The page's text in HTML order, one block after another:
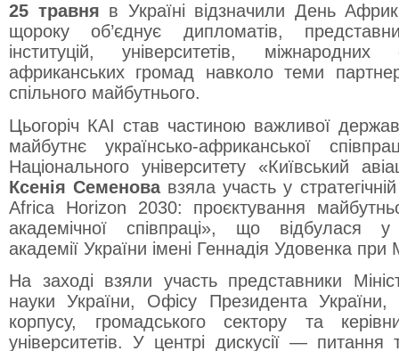
25 травня в Україні відзначили День
щороку об’єднує дипломатів,
інституцій, університетів, міжнародних
африканських громад навколо теми
спільного майбутнього.
Цьогоріч КАІ став частиною важливої
майбутнє українсько-африканської
Національного університету «Київський
Ксенія Семеновавзяла участь у
Africa Horizon 2030: проєктування
академічної співпраці», що відбулася у
академії України імені Геннадія Удовенка
На заході взяли участь представники
науки України, Офісу Президента України,
корпусу, громадського сектору та
університетів. У центрі дискусії — питання